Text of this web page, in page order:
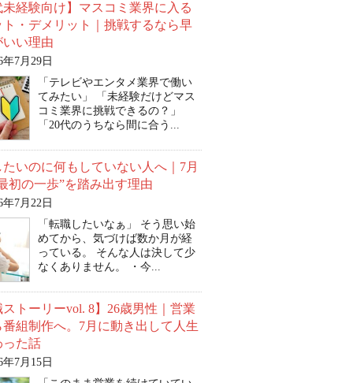
未経験向け】マスコミ業界に入る
ト・デメリット｜挑戦するなら早
い理由
年7月29日
「テレビやエンタメ業界で働い
てみたい」 「未経験だけどマス
コミ業界に挑戦できるの？」
「20代のうちなら間に合う...
いのに何もしていない人へ｜7月
初の一歩”を踏み出す理由
年7月22日
「転職したいなぁ」 そう思い始
めてから、気づけば数か月が経
っている。 そんな人は決して少
なくありません。 ・今...
トーリーvol. 8】26歳男性｜営業
番組制作へ。7月に動き出して人生
った話
年7月15日